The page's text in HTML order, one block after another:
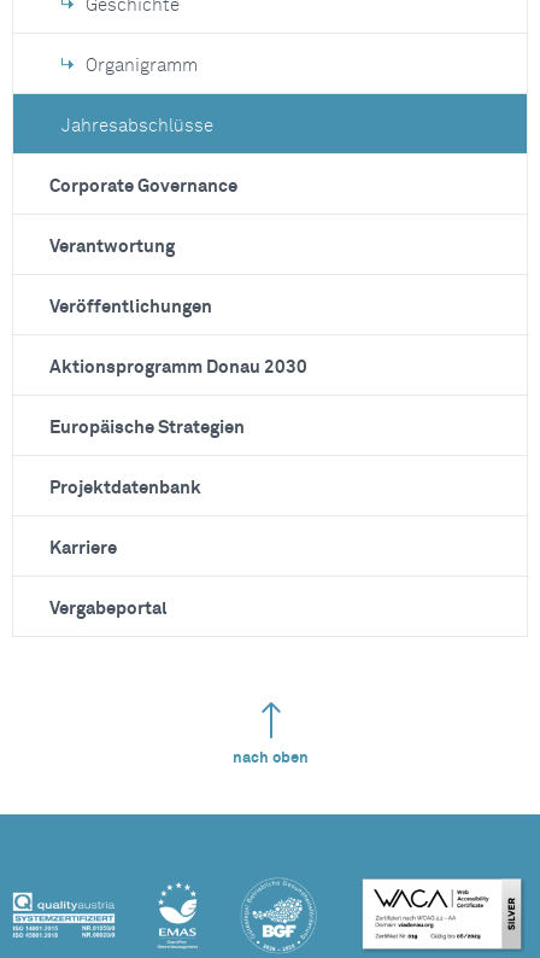
Geschichte
Organigramm
Jahresabschlüsse
Corporate Governance
Verantwortung
Veröffentlichungen
Aktionsprogramm Donau 2030
Europäische Strategien
Projektdatenbank
Karriere
Vergabeportal
nach oben